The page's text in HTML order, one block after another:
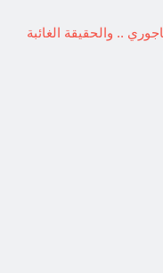
.. والحقيقة الغائبة